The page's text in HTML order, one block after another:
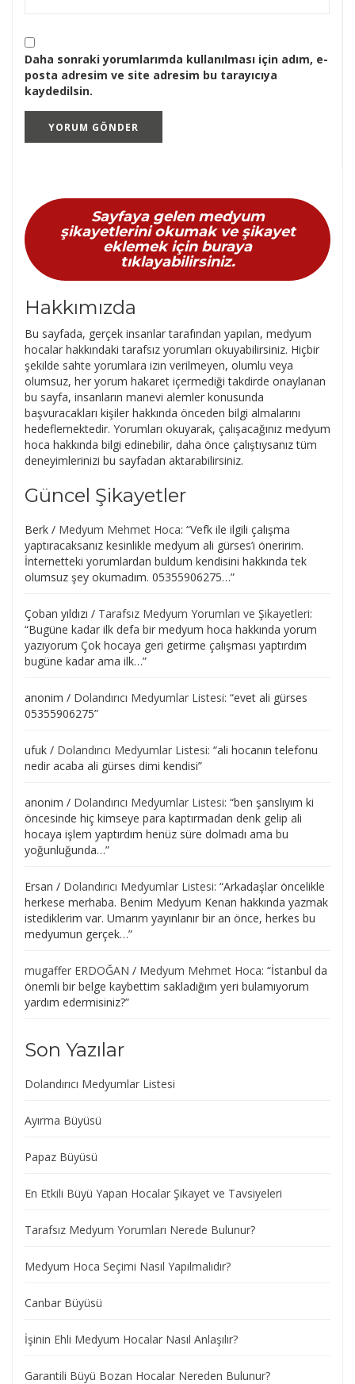
Daha sonraki yorumlarımda kullanılması için adım, e-
posta adresim ve site adresim bu tarayıcıya
kaydedilsin.
Sayfaya gelen medyum
şikayetlerini okumak ve şikayet
eklemek için buraya
tıklayabilirsiniz.
Hakkımızda
Bu sayfada, gerçek insanlar tarafından yapılan, medyum
hocalar hakkındaki tarafsız yorumları okuyabilirsiniz. Hiçbir
şekilde sahte yorumlara izin verilmeyen, olumlu veya
olumsuz, her yorum hakaret içermediği takdirde onaylanan
bu sayfa, insanların manevi alemler konusunda
başvuracakları kişiler hakkında önceden bilgi almalarını
hedeflemektedir. Yorumları okuyarak, çalışacağınız medyum
hoca hakkında bilgi edinebilir, daha önce çalıştıysanız tüm
deneyimlerinizi bu sayfadan aktarabilirsiniz.
Güncel Şikayetler
Berk / Medyum Mehmet Hoca: “Vefk ile ilgili çalışma
yaptıracaksanız kesinlikle medyum ali gürses’i öneririm.
İnternetteki yorumlardan buldum kendisini hakkında tek
olumsuz şey okumadım. 05355906275…”
Çoban yıldızı / Tarafsız Medyum Yorumları ve Şikayetleri:
“Bugüne kadar ilk defa bir medyum hoca hakkında yorum
yazıyorum Çok hocaya geri getirme çalışması yaptırdım
bugüne kadar ama ilk…”
anonim / Dolandırıcı Medyumlar Listesi: “evet ali gürses
05355906275”
ufuk / Dolandırıcı Medyumlar Listesi: “ali hocanın telefonu
nedir acaba ali gürses dimi kendisi”
anonim / Dolandırıcı Medyumlar Listesi: “ben şanslıyım ki
öncesinde hiç kimseye para kaptırmadan denk gelip ali
hocaya işlem yaptırdım henüz süre dolmadı ama bu
yoğunluğunda…”
Ersan / Dolandırıcı Medyumlar Listesi: “Arkadaşlar öncelikle
herkese merhaba. Benim Medyum Kenan hakkında yazmak
istediklerim var. Umarım yayınlanır bir an önce, herkes bu
medyumun gerçek…”
mugaffer ERDOĞAN / Medyum Mehmet Hoca: “İstanbul da
önemli bir belge kaybettim sakladığım yeri bulamıyorum
yardım edermisiniz?”
Son Yazılar
Dolandırıcı Medyumlar Listesi
Ayırma Büyüsü
Papaz Büyüsü
En Etkili Büyü Yapan Hocalar Şikayet ve Tavsiyeleri
Tarafsız Medyum Yorumları Nerede Bulunur?
Medyum Hoca Seçimi Nasıl Yapılmalıdır?
Canbar Büyüsü
İşinin Ehli Medyum Hocalar Nasıl Anlaşılır?
Garantili Büyü Bozan Hocalar Nereden Bulunur?